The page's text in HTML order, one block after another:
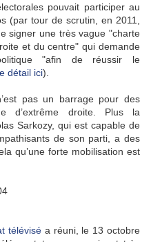
pouvait participer au
(par tour de scrutin, en 2011,
signer une très vague "charte
et du centre" qui demande
"afin de réussir le
détail ici).
pas un barrage pour des
d’extrême droite. Plus la
Sarkozy, qui est capable de
de son parti, a des
qu’une forte mobilisation est
télévisé a réuni, le 13 octobre